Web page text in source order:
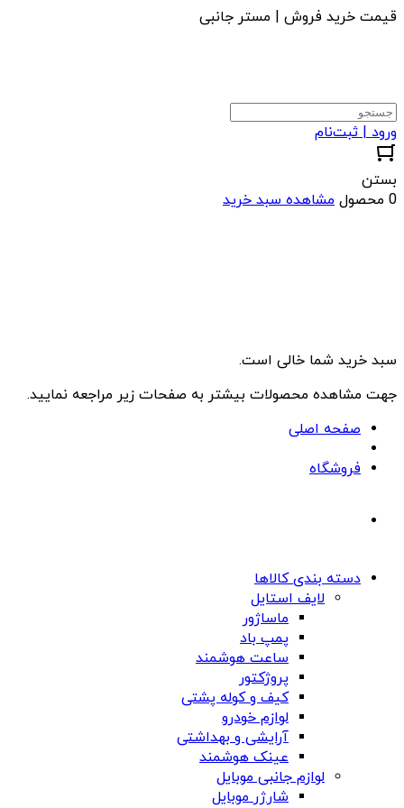
قیمت خرید فروش | مستر جانبی
ورود | ثبت‌نام
بستن
0 محصول
مشاهده سبد خرید
سبد خرید شما خالی است.
جهت مشاهده محصولات بیشتر به صفحات زیر مراجعه نمایید.
صفحه اصلی
فروشگاه
دسته بندی کالاها
لایف استایل
ماساژور
پمپ باد
ساعت هوشمند
پروژکتور
کیف و کوله پشتی
لوازم خودرو
آرایشی و بهداشتی
عینک هوشمند
لوازم جانبی موبایل
شارژر موبایل